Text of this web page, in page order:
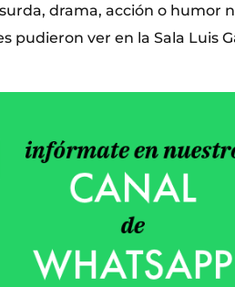
drama, acción o humor
pudieron ver en la Sala Luis